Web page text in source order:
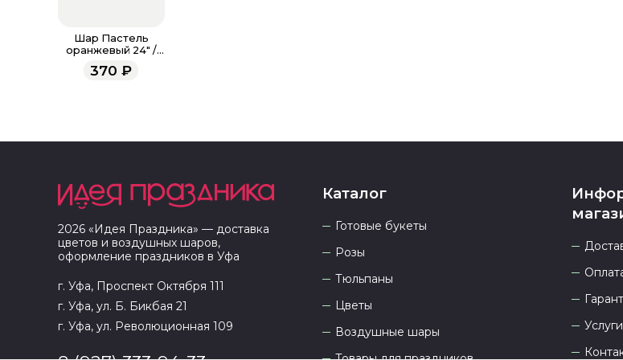
Шар Пастель
оранжевый 24" /
60 см
370 ₽
2026 «Идея Праздника» — доставка
цветов и воздушных шаров,
оформление праздников в Уфа
г. Уфа, Проспект Октября 111
г. Уфа, ул. Б. Бикбая 21
г. Уфа, ул. Революционная 109
Каталог
Готовые букеты
Розы
Тюльпаны
Цветы
Воздушные шары
Услуги